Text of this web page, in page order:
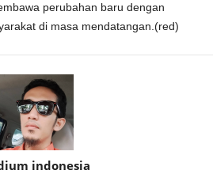
perubahan baru dengan
di masa mendatangan.(red)
indonesia